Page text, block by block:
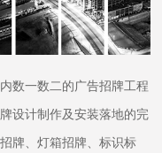
数一数二的广告招牌工程
设计制作及安装落地的完
牌、灯箱招牌、标识标